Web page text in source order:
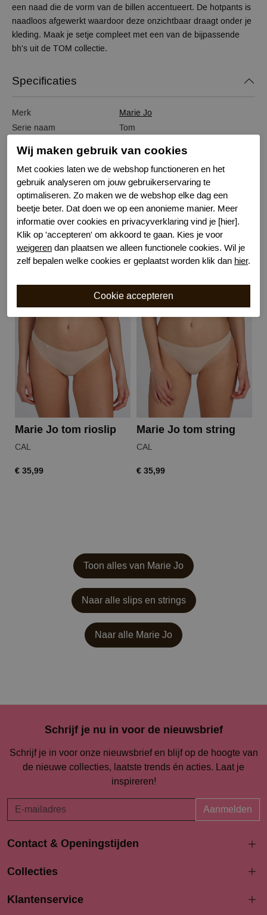
een naad die de vorm van de billen accentueert. De hotpants is
naadloos afgewerkt waardoor deze onzichtbaar draagt onder je
kleding. Maak je setje compleet met een van de bijpassende
bh's uit de TOM collectie.
Specificaties
Merk
Marie Jo
Serie naam
Tom
Bestelcode
634101453
Kleur
Champagne
Wasvoorschrift
40 graden niet geschikt voor droger
Model
Short
Kenmerk
Katoenen kruisje
Gerelateerde producten
Marie Jo tom rioslip
CAL
€ 35,99
Marie Jo tom string
CAL
€ 35,99
Toon alles van Marie Jo
Naar alle slips en strings
Naar alle Marie Jo
Schrijf je nu in voor de nieuwsbrief
Schrijf je in voor onze nieuwsbrief en blijf op de hoogte van
de nieuwe collecties, laatste trends én acties. Laat je
inspireren!
Aanmelden
Contact & Openingstijden
Langestraat 94-96
033 4690704
Collecties
Klantenservice
Wij maken gebruik van cookies
Met cookies laten we de webshop functioneren en het
gebruik analyseren om jouw gebruikerservaring te
optimaliseren. Zo maken we de webshop elke dag een
beetje beter. Dat doen we op een anonieme manier. Meer
informatie over cookies en privacyverklaring vind je [hier].
Klik op 'accepteren' om akkoord te gaan. Kies je voor
weigeren dan plaatsen we alleen functionele cookies. Wil je
zelf bepalen welke cookies er geplaatst worden klik dan hier.